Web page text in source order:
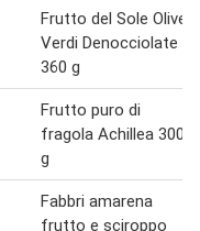
Frutto del Sole Olive
Verdi Denocciolate
360 g
Frutto puro di
fragola Achillea 300
g
Fabbri amarena
frutto e sciroppo